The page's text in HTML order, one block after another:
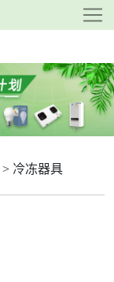
> 冷冻器具